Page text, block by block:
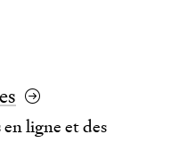
ligne et des